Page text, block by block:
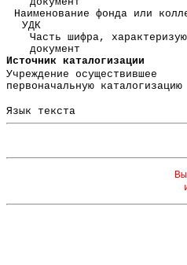
Наименование фонда или
УДК
Часть шифра,
документ
Источник каталогизации
Учреждение осуществившее
первоначальную каталогизацию
Язык текста